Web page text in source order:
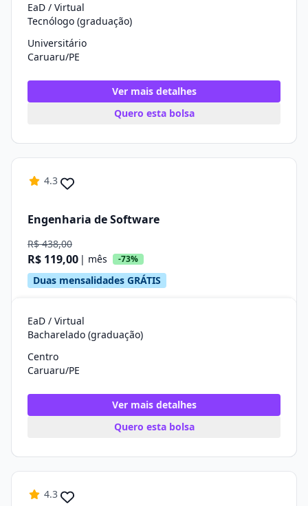
EaD / Virtual
Tecnólogo (graduação)
Universitário
Caruaru/PE
Ver mais detalhes
Quero esta bolsa
4.3
Engenharia de Software
R$ 438,00
R$ 119,00 | mês -73%
Duas mensalidades GRÁTIS
EaD / Virtual
Bacharelado (graduação)
Centro
Caruaru/PE
Ver mais detalhes
Quero esta bolsa
4.3